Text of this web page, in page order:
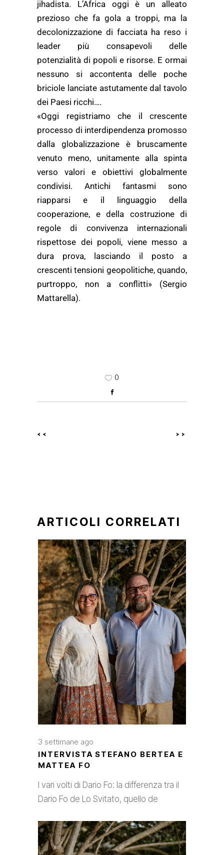
jihadista. L’Africa oggi è un alleato
prezioso che fa gola a troppi, ma la
decolonizzazione di facciata ha reso i
leader più consapevoli delle
potenzialità di popoli e risorse. E ormai
nessuno si accontenta delle poche
briciole lanciate astutamente dal tavolo
dei Paesi ricchi….
«Oggi registriamo che il crescente
processo di interdipendenza promosso
dalla globalizzazione è bruscamente
venuto meno, unitamente alla spinta
verso valori e obiettivi globalmente
condivisi. Antichi fantasmi sono
riapparsi e il linguaggio della
cooperazione, e della costruzione di
regole di convivenza internazionali
rispettose dei popoli, viene messo a
dura prova, lasciando il posto a
crescenti tensioni geopolitiche, quando,
purtroppo, non a conflitti» (Sergio
Mattarella).
0
<< >>
ARTICOLI CORRELATI
3 settimane ago
INTERVISTA STEFANO BERTEA E
MATTEA FO
I vari volti di Dario Fo: la differenza tra il
Dario Fo de Lo Svitato, quello de